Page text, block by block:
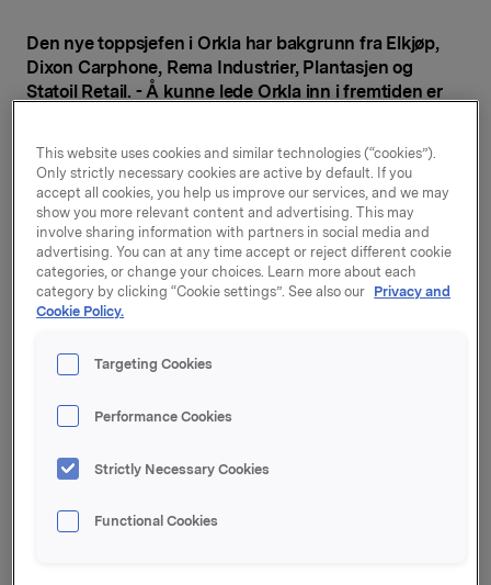
Den nye toppsjefen i Orkla har bakgrunn fra Elkjøp,
Dixon Carphone, Rema Industrier, Plantasjen og
Statoil Retail. - Å kunne lede Orkla inn i fremtiden er
- Jeg er glad for at Jaan Ivar Semlitsch har takket ja til
stillingen. Han har 24 års bred ledererfaring fra
nordisk og internasjonal virksomhet, og han har vært
toppsjef i en rekke bedrifter med stor suksess. Et
samlet styre mener Semlitsch er rett person til å lede
Orkla i tiden som kommer, sier Orklas styreleder Stein
Erik Hagen.
Jaan Ivar Semlitsch kommer fra stillingen som
enn seks år. Det siste året har han i tillegg vært
internasjonale virksomhet.
Semlitsch var administrerende direktør for Rema
Industrier fra 2009 til 2013, Plantasjen fra 2007 til 2009
This website uses cookies and similar technologies (“cookies”).
Only strictly necessary cookies are active by default. If you
accept all cookies, you help us improve our services, and we may
show you more relevant content and advertising. This may
involve sharing information with partners in social media and
advertising. You can at any time accept or reject different cookie
categories, or change your choices. Learn more about each
category by clicking “Cookie settings”. See also our Privacy and
Cookie Policy.
Targeting Cookies
Performance Cookies
Strictly Necessary Cookies
Functional Cookies